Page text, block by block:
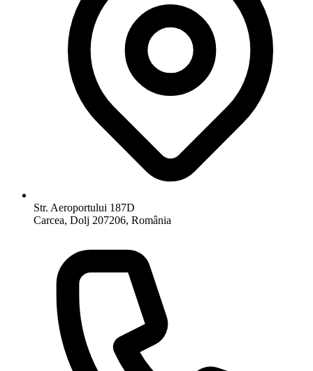
Str. Aeroportului 187D
Carcea, Dolj 207206, România